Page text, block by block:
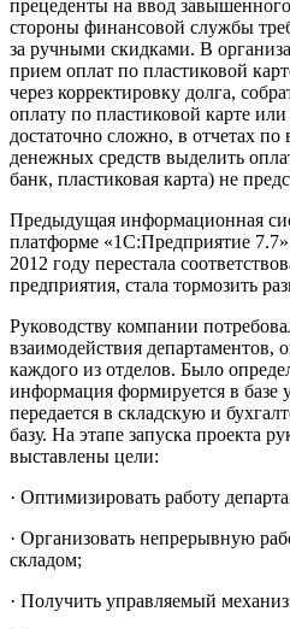
прецеденты на ввод
стороны финансовой службы
за ручными скидками. В
прием оплат по пластиковой
через корректировку долга,
оплату по пластиковой карте
достаточно сложно, в отчетах
денежных средств выделить
банк, пластиковая карта) не
Предыдущая информационная
платформе «1С:Предприятие 7.7»
2012 году перестала
предприятия, стала тормозить
Руководству компании
взаимодействия департаментов,
каждого из отделов. Было
информация формируется в базе
передается в складскую и
базу. На этапе запуска проекта
выставлены цели:
· Оптимизировать работу
· Организовать непрерывную
складом;
· Получить управляемый